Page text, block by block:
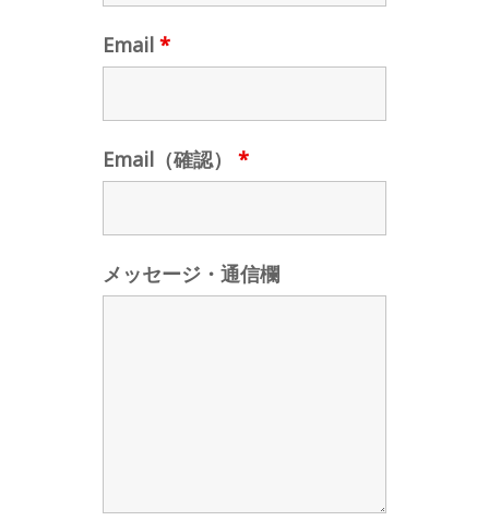
Email *
Email（確認） *
メッセージ・通信欄